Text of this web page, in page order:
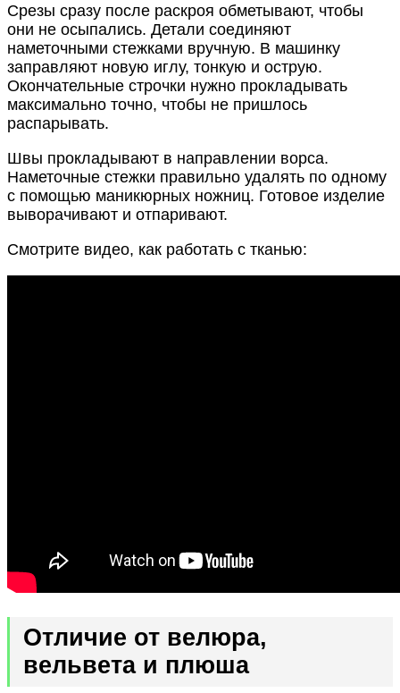
Срезы сразу после раскроя обметывают, чтобы
они не осыпались. Детали соединяют
наметочными стежками вручную. В машинку
заправляют новую иглу, тонкую и острую.
Окончательные строчки нужно прокладывать
максимально точно, чтобы не пришлось
распарывать.
Швы прокладывают в направлении ворса.
Наметочные стежки правильно удалять по одному
с помощью маникюрных ножниц. Готовое изделие
выворачивают и отпаривают.
Смотрите видео, как работать с тканью:
Отличие от велюра,
вельвета и плюша